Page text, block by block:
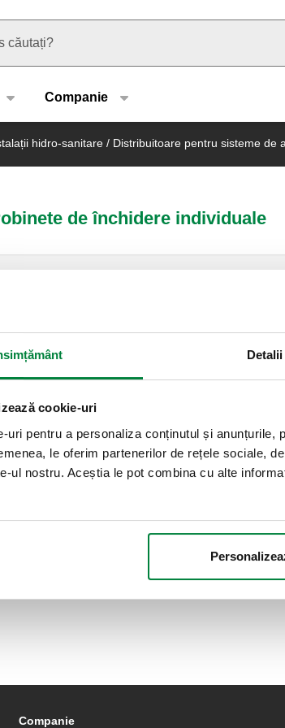
Detalii
cookie-uri
uri pentru a personaliza conținutul și
le oferim partenerilor de rețele sociale,
ul nostru. Aceștia le pot combina cu alte
Companie
hidro-sanitare / Distribuitoare pentru sisteme de
de închidere individuale
„push to open”.
Companie